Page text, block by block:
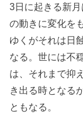
3日に起きる新
の動きに変化を
ゆくがそれは日
なる。世には不
は、それまで抑
き出る時となる
ともなる。